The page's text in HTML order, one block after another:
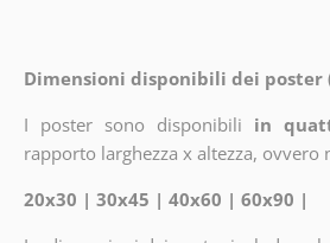
Dimensioni disponibili dei poster
I poster sono disponibili in
rapporto larghezza x altezza, ovvero
20x30 | 30x45 | 40x60 | 60x90 |